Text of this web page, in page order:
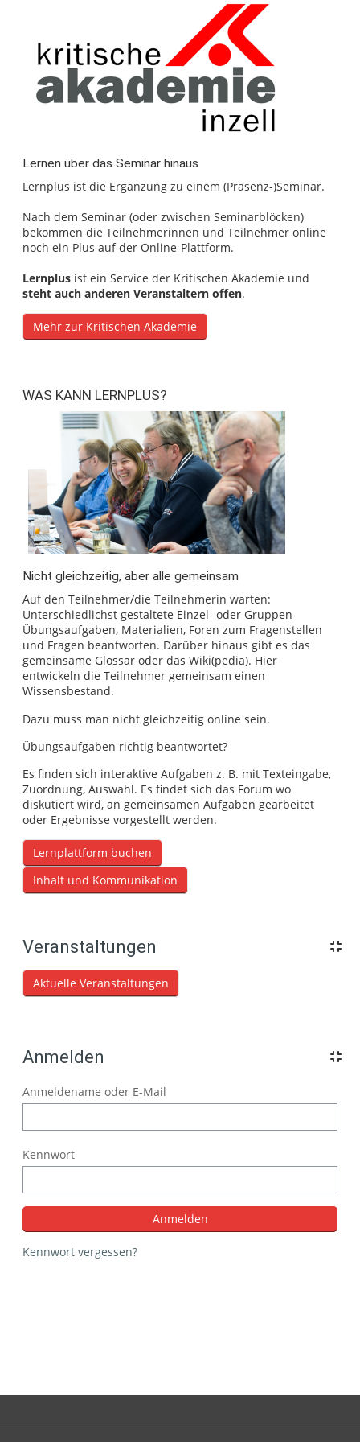
Lernen über das Seminar hinaus
Lernplus ist die Ergänzung zu einem (Präsenz-)Seminar.
Nach dem Seminar (oder zwischen Seminarblöcken)
bekommen die Teilnehmerinnen und Teilnehmer online
noch ein Plus auf der Online-Plattform.
Lernplus ist ein Service der Kritischen Akademie und
steht auch anderen Veranstaltern offen.
Mehr zur Kritischen Akademie
WAS KANN LERNPLUS?
Nicht gleichzeitig, aber alle gemeinsam
Auf den Teilnehmer/die Teilnehmerin warten:
Unterschiedlichst gestaltete Einzel- oder Gruppen-
Übungsaufgaben, Materialien, Foren zum Fragenstellen
und Fragen beantworten. Darüber hinaus gibt es das
gemeinsame Glossar oder das Wiki(pedia). Hier
entwickeln die Teilnehmer gemeinsam einen
Wissensbestand.
Dazu muss man nicht gleichzeitig online sein.
Übungsaufgaben richtig beantwortet?
Es finden sich interaktive Aufgaben z. B. mit Texteingabe,
Zuordnung, Auswahl. Es findet sich das Forum wo
diskutiert wird, an gemeinsamen Aufgaben gearbeitet
oder Ergebnisse vorgestellt werden.
Lernplattform buchen
Inhalt und Kommunikation
Veranstaltungen
Aktuelle Veranstaltungen
Anmelden
Anmeldename oder E-Mail
Kennwort
Kennwort vergessen?